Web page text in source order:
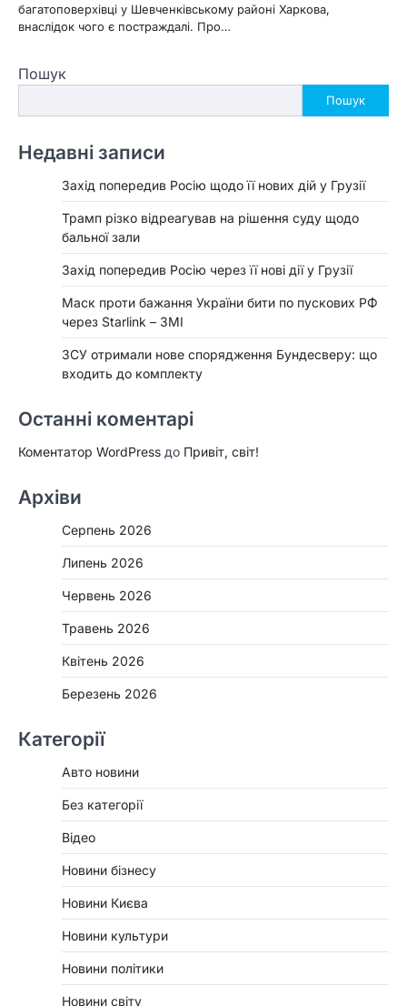
багатоповерхівці у Шевченківському районі Харкова,
внаслідок чого є постраждалі. Про…
Пошук
Пошук
Недавні записи
Захід попередив Росію щодо її нових дій у Грузії
Трамп різко відреагував на рішення суду щодо
бальної зали
Захід попередив Росію через її нові дії у Грузії
Маск проти бажання України бити по пускових РФ
через Starlink – ЗМІ
ЗСУ отримали нове спорядження Бундесверу: що
входить до комплекту
Останні коментарі
Коментатор WordPress до Привіт, світ!
Архіви
Серпень 2026
Липень 2026
Червень 2026
Травень 2026
Квітень 2026
Березень 2026
Категорії
Авто новини
Без категорії
Відео
Новини бізнесу
Новини Києва
Новини культури
Новини політики
Новини світу